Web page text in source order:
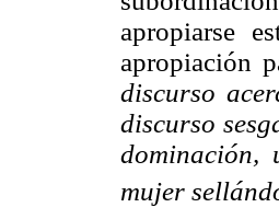
apropiarse
apropiación
discurso
discurso
dominación,
mujer